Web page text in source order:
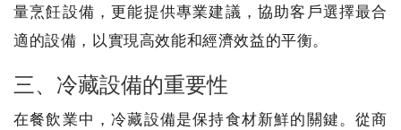
量烹飪設備，更能提供專業建議，協助客戶選擇最合
適的設備，以實現高效能和經濟效益的平衡。
三、冷藏設備的重要性
在餐飲業中，冷藏設備是保持食材新鮮的關鍵。從商